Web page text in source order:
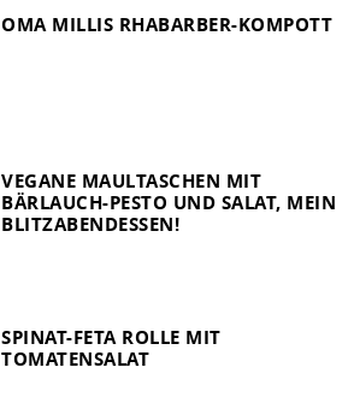
OMA MILLIS RHABARBER-KOMPOTT
VEGANE MAULTASCHEN MIT
BÄRLAUCH-PESTO UND SALAT, MEIN
BLITZABENDESSEN!
SPINAT-FETA ROLLE MIT
TOMATENSALAT